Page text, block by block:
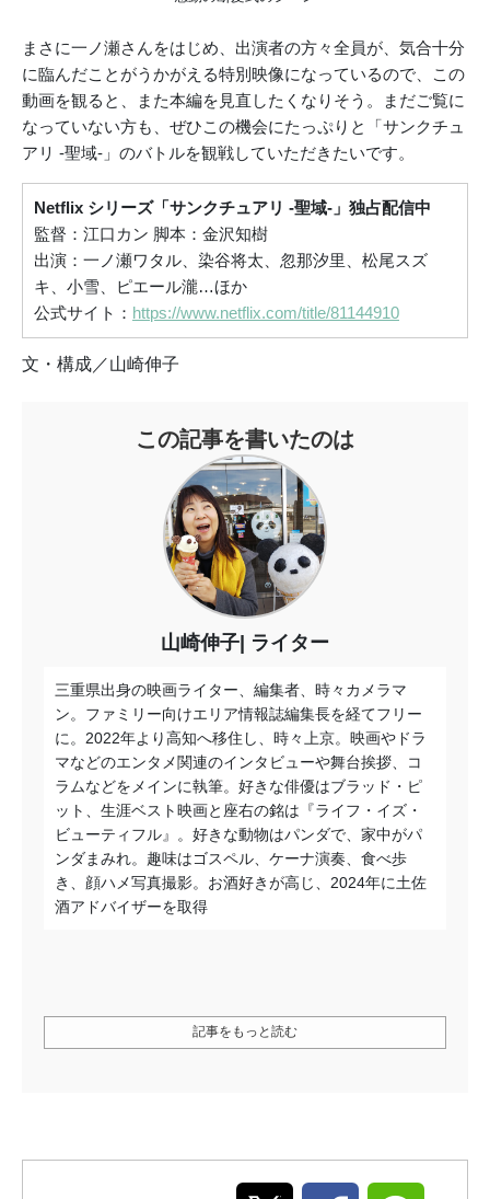
まさに一ノ瀬さんをはじめ、出演者の方々全員が、気合十分
に臨んだことがうかがえる特別映像になっているので、この
動画を観ると、また本編を見直したくなりそう。まだご覧に
なっていない方も、ぜひこの機会にたっぷりと「サンクチュ
アリ -聖域-」のバトルを観戦していただきたいです。
Netflix シリーズ「サンクチュアリ -聖域-」独占配信中
監督：江口カン 脚本：金沢知樹
出演：一ノ瀬ワタル、染谷将太、忽那汐里、松尾スズ
キ、小雪、ピエール瀧…ほか
公式サイト： https://www.netflix.com/title/81144910
文・構成／山崎伸子
この記事を書いたのは
山崎伸子 ライター
三重県出身の映画ライター、編集者、時々カメラマ
ン。ファミリー向けエリア情報誌編集長を経てフリー
に。2022年より高知へ移住し、時々上京。映画やドラ
マなどのエンタメ関連のインタビューや舞台挨拶、コ
ラムなどをメインに執筆。好きな俳優はブラッド・ピ
ット、生涯ベスト映画と座右の銘は『ライフ・イズ・
ビューティフル』。好きな動物はパンダで、家中がパ
ンダまみれ。趣味はゴスペル、ケーナ演奏、食べ歩
き、顔ハメ写真撮影。お酒好きが高じ、2024年に土佐
酒アドバイザーを取得
記事をもっと読む